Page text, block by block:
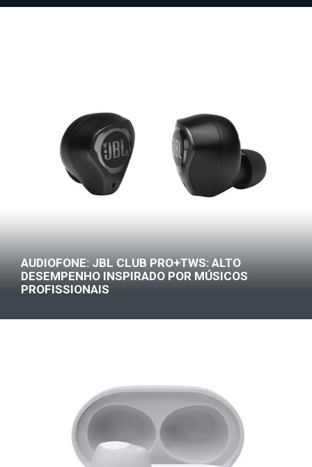
AUDIOFONE: JBL CLUB PRO+TWS: ALTO
DESEMPENHO INSPIRADO POR MÚSICOS
PROFISSIONAIS